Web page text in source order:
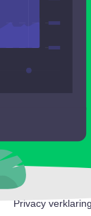
Privacy verklaring